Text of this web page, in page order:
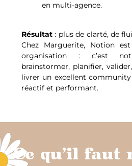
en multi-agence.
Résultat : plus de clarté, de
Chez Marguerite, Notion
organisation : c’est
brainstormer, planifier,
livrer un excellent
réactif et performant.
Ce qu'il faut